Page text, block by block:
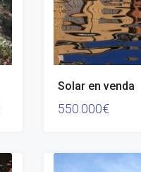
Solar en venda
550.000€